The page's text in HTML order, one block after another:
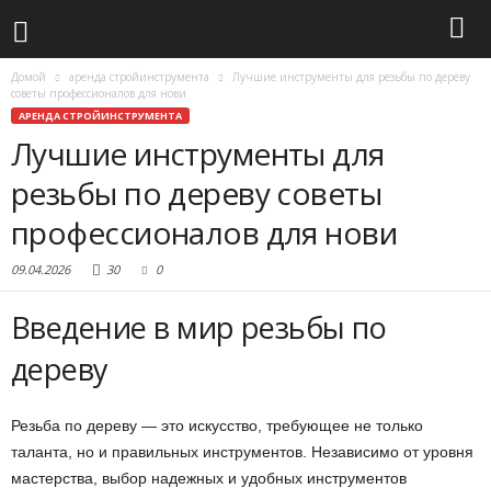
Домой аренда стройинструмента
Лучшие инструменты для резьбы по дереву
советы профессионалов для нови
АРЕНДА СТРОЙИНСТРУМЕНТА
Лучшие инструменты для
резьбы по дереву советы
профессионалов для нови
09.04.2026 30 0
Введение в мир резьбы по
дереву
Резьба по дереву — это искусство, требующее не только
таланта, но и правильных инструментов. Независимо от уровня
мастерства, выбор надежных и удобных инструментов